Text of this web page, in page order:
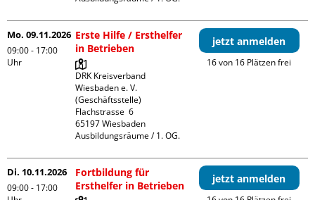
Mo. 09.11.2026
09:00 - 17:00
Uhr
Erste Hilfe / Ersthelfer
in Betrieben
DRK Kreisverband
Wiesbaden e. V.
(Geschäftsstelle)
Flachstrasse  6
65197 Wiesbaden
Ausbildungsräume / 1. OG.
jetzt anmelden
16 von 16 Plätzen frei
Di. 10.11.2026
09:00 - 17:00
Fortbildung für
Ersthelfer in Betrieben
jetzt anmelden